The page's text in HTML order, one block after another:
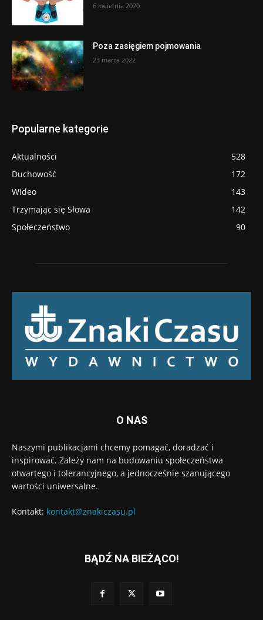
6 kwietnia 2020
Poza zasięgiem pojmowania
23 marca 2022
Popularne kategorie
Aktualności
528
Duchowość
172
Wideo
143
Trzymając się Słowa
142
Społeczeństwo
90
O NAS
Naszymi publikacjami chcemy pomagać, doradzać i
inspirować. Zależy nam na budowaniu społeczeństwa
otwartego i tolerancyjnego, a jednocześnie szanującego
wartości uniwersalne.
Kontakt: kontakt@znakiczasu.pl
BĄDŹ NA BIEŻĄCO!